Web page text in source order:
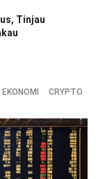
Tinjau
EKONOMI CRYPTO